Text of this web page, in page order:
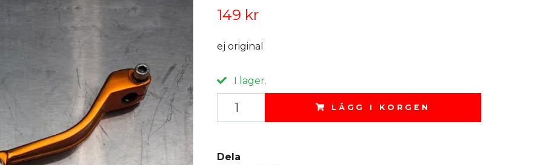
149 kr
ej original
I lager.
LÄGG I KORGEN
Dela